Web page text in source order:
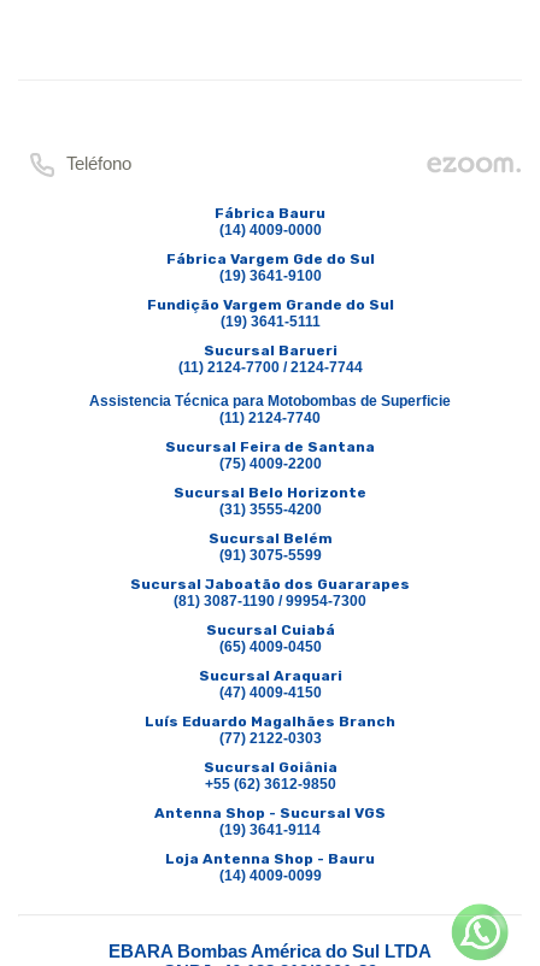
Teléfono
Fábrica Bauru
(14) 4009-0000
Fábrica Vargem Gde do Sul
(19) 3641-9100
Fundição Vargem Grande do Sul
(19) 3641-5111
Sucursal Barueri
(11) 2124-7700 / 2124-7744
Assistencia Técnica para Motobombas de Superficie
(11) 2124-7740
Sucursal Feira de Santana
(75) 4009-2200
Sucursal Belo Horizonte
(31) 3555-4200
Sucursal Belém
(91) 3075-5599
Sucursal Jaboatão dos Guararapes
(81) 3087-1190 / 99954-7300
Sucursal Cuiabá
(65) 4009-0450
Sucursal Araquari
(47) 4009-4150
Luís Eduardo Magalhães Branch
(77) 2122-0303
Sucursal Goiânia
+55 (62) 3612-9850
Antenna Shop - Sucursal VGS
(19) 3641-9114
Loja Antenna Shop - Bauru
(14) 4009-0099
EBARA Bombas América do Sul LTDA